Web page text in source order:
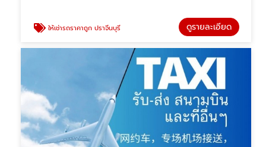
ให้เช่ารถราคาถูก ปราจีนบุรี ดูรายละเอียด